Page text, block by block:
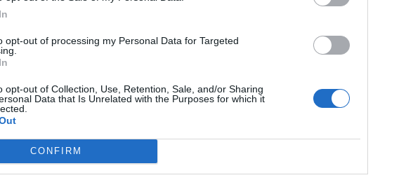
opt-out of processing my Personal Data for Targeted
opt-out of Collection, Use, Retention, Sale, and/or Sharing
Data that Is Unrelated with the Purposes for which it
CONFIRM
para në botë për kërkesat e
në BE dhe Mbretërinë e
RAPORTI/ Britanisë i duhen 1 milion
punës